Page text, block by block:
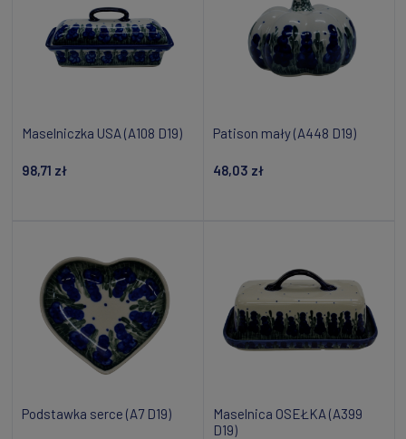
Maselniczka USA (A108 D19)
98,71 zł
Patison mały (A448 D19)
48,03 zł
Podstawka serce (A7 D19)
Maselnica OSEŁKA (A399
D19)